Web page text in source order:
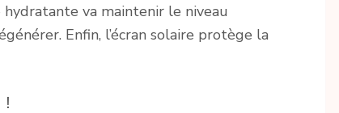
va maintenir le niveau
Enfin, l’écran solaire protège la
!